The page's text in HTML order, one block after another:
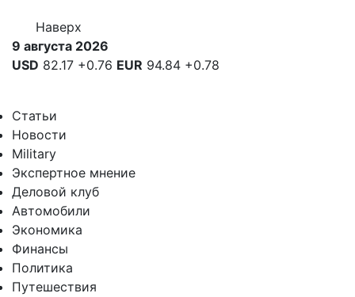
Наверх
9 августа 2026
USD 82.17 +0.76 EUR 94.84 +0.78
Статьи
Новости
Military
Экспертное мнение
Деловой клуб
Автомобили
Экономика
Финансы
Политика
Путешествия